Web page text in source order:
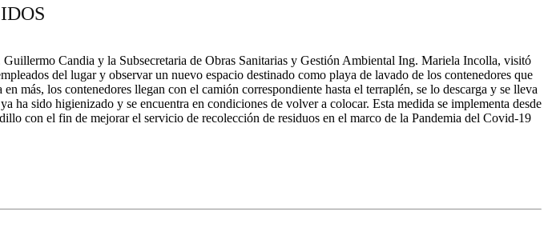
Candia y la Subsecretaria de Obras Sanitarias y Gestión Ambiental Ing. Mariela Incolla, visitó
del lugar y observar un nuevo espacio destinado como playa de lavado de los contenedores que
más, los contenedores llegan con el camión correspondiente hasta el terraplén, se lo descarga y se lleva
sido higienizado y se encuentra en condiciones de volver a colocar. Esta medida se implementa desde
con el fin de mejorar el servicio de recolección de residuos en el marco de la Pandemia del Covid-19